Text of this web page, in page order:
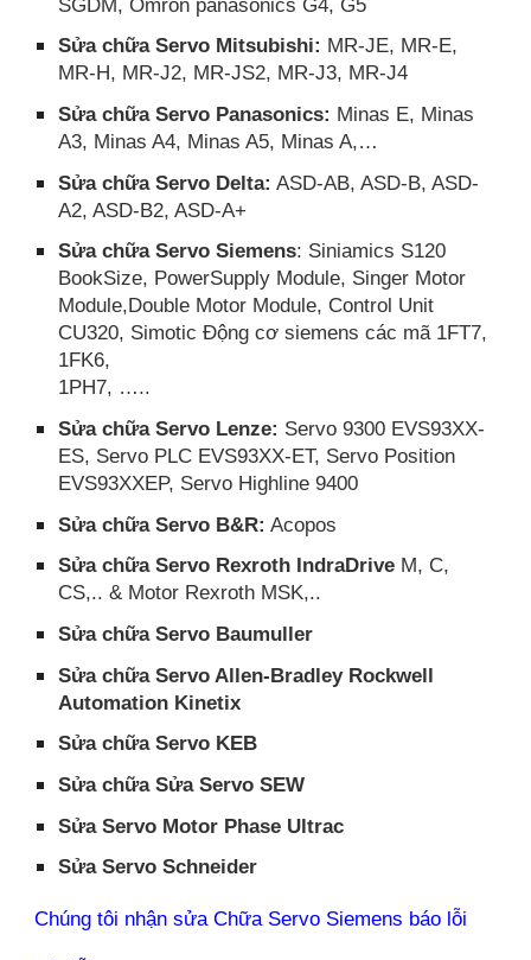
Sửa chữa Servo Mitsubishi: MR-JE, MR-E,
MR-H, MR-J2, MR-JS2, MR-J3, MR-J4
Sửa chữa Servo Panasonics: Minas E, Minas
A3, Minas A4, Minas A5, Minas A,…
Sửa chữa Servo Delta: ASD-AB, ASD-B, ASD-
A2, ASD-B2, ASD-A+
Sửa chữa Servo Siemens: Siniamics S120
BookSize, PowerSupply Module, Singer Motor
Module,Double Motor Module, Control Unit
CU320, Simotic Động cơ siemens các mã 1FT7,
1FK6,
1PH7, …..
Sửa chữa Servo Lenze: Servo 9300 EVS93XX-
ES, Servo PLC EVS93XX-ET, Servo Position
EVS93XXEP, Servo Highline 9400
Sửa chữa Servo B&R: Acopos
Sửa chữa Servo Rexroth IndraDrive M, C,
CS,.. & Motor Rexroth MSK,..
Sửa chữa Servo Baumuller
Sửa chữa Servo Allen-Bradley Rockwell
Automation Kinetix
Sửa chữa Servo KEB
Sửa chữa Sửa Servo SEW
Sửa Servo Motor Phase Ultrac
Sửa Servo Schneider
Chúng tôi nhận sửa Chữa Servo Siemens báo lỗi